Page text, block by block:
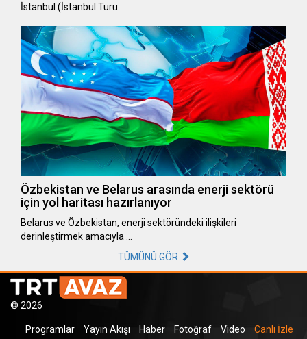
İstanbul (İstanbul Turu…
Özbekistan ve Belarus arasında enerji sektörü
için yol haritası hazırlanıyor
Belarus ve Özbekistan, enerji sektöründeki ilişkileri
derinleştirmek amacıyla …
TÜMÜNÜ GÖR
© 2026
Programlar Yayın Akışı Haber Fotoğraf Video Canlı İzle